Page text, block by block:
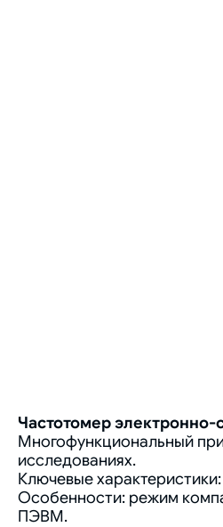
Частотомер
Многофункциональный
исследованиях.
Ключевые
Особенности: режим
ПЭВМ.